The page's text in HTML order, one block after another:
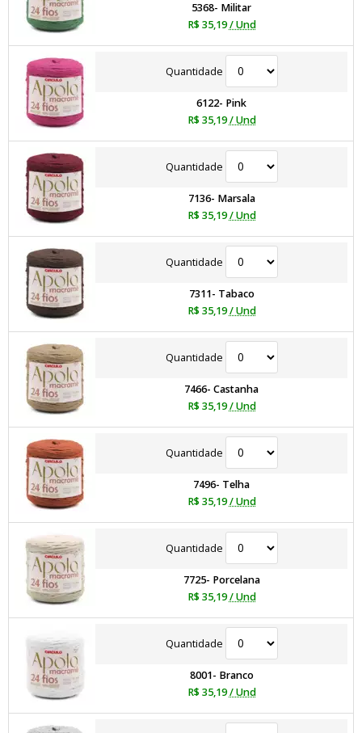
5368- Militar
R$ 35,19 / Und
Quantidade
6122- Pink
R$ 35,19 / Und
Quantidade
7136- Marsala
R$ 35,19 / Und
Quantidade
7311- Tabaco
R$ 35,19 / Und
Quantidade
7466- Castanha
R$ 35,19 / Und
Quantidade
7496- Telha
R$ 35,19 / Und
Quantidade
7725- Porcelana
R$ 35,19 / Und
Quantidade
8001- Branco
R$ 35,19 / Und